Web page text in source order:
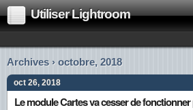
Utiliser Lightroom
Archives › octobre, 2018
oct 26, 2018